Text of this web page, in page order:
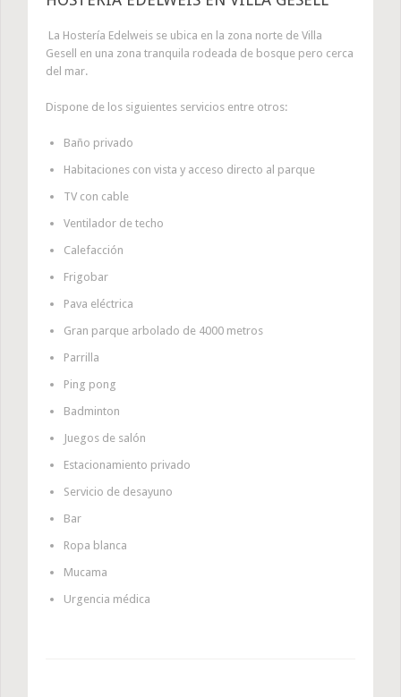
La Hostería Edelweis se ubica en la zona norte de Villa
Gesell en una zona tranquila rodeada de bosque pero cerca
del mar.
Dispone de los siguientes servicios entre otros:
Baño privado
Habitaciones con vista y acceso directo al parque
TV con cable
Ventilador de techo
Calefacción
Frigobar
Pava eléctrica
Gran parque arbolado de 4000 metros
Parrilla
Ping pong
Badminton
Juegos de salón
Estacionamiento privado
Servicio de desayuno
Bar
Ropa blanca
Mucama
Urgencia médica